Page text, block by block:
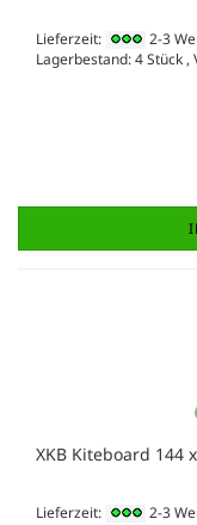
Lieferzeit: 2-3
Lagerbestand: 4 Stück ,
XKB Kiteboard 144
Lieferzeit: 2-3